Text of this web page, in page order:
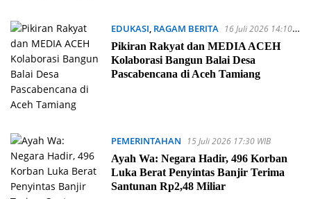
EDUKASI, RAGAM BERITA
16 Juli 2026 14:10
WIB
Pikiran Rakyat dan MEDIA ACEH
Kolaborasi Bangun Balai Desa
Pascabencana di Aceh Tamiang
PEMERINTAHAN
15 Juli 2026 17:30 WIB
Ayah Wa: Negara Hadir, 496 Korban
Luka Berat Penyintas Banjir Terima
Santunan Rp2,48 Miliar